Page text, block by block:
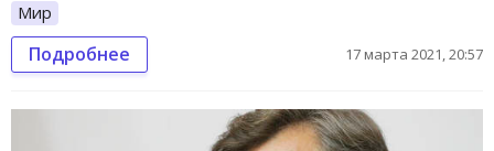
Мир
Подробнее 17 марта 2021, 20:57